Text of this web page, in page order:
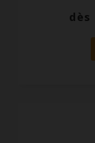
dès